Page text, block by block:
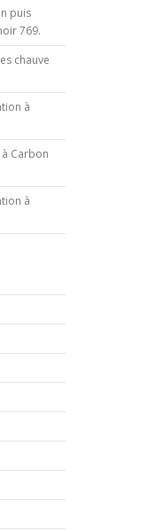
puis
769.
chauve
à
Carbon
à